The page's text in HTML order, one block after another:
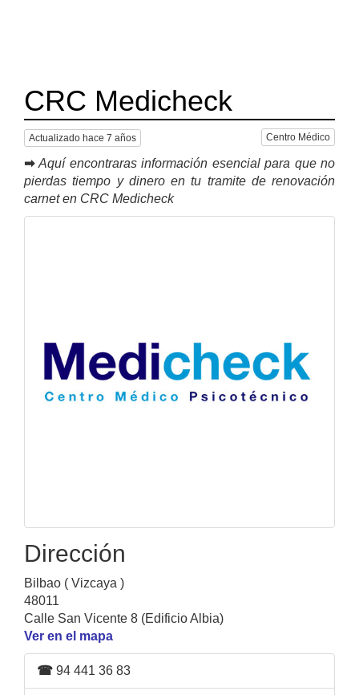
CRC Medicheck
Actualizado hace 7 años Centro Médico
➡ Aquí encontraras información esencial para que no
pierdas tiempo y dinero en tu tramite de renovación
carnet en CRC Medicheck
Dirección
Bilbao ( Vizcaya )
48011
Calle San Vicente 8 (Edificio Albia)
Ver en el mapa
☎ 94 441 36 83